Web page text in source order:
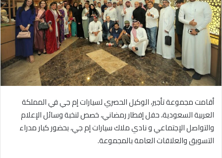
د
ا
إ
ك
ت
ر
و
ن
ي
أقامت مجموعة تأجير، الوكيل الحصري لسيارات إم جي في المملكة
العربية السعودية، حفل إفطار رمضاني، خصص لنخبة وسائل الإعلام
والتواصل الإجتماعي و نادي ملاك سيارات إم جي، بحضور كبار مدراء
التسويق والعلاقات العامة بالمجموعة.